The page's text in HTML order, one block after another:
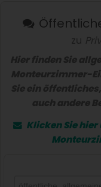
zu
Hier finden Sie
Monteurzimmer-
Sie ein
auch andere
Klicken Sie hier